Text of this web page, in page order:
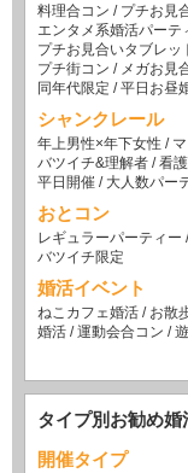
料理合コン / プチお見
エンタメ系婚活パーテ
プチお見合いタブレッ
プチ街コン / メガお見
同年代限定 /平日お昼
シャンクレール
年上男性×年下女性 /
バツイチ&理解者 /看
平日開催 / 大人数パー
おとコン
レギュラーパーティー
バツイチ限定
婚活イベント
ねこカフェ婚活 / お散
婚活 /運動会合コン /
タイプ別お勧め
開催タイプ